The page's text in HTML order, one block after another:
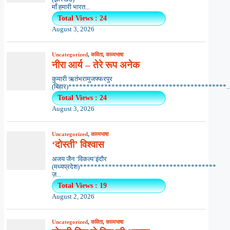
माँ हमारी भारत...
Total Views : 24
August 3, 2026
Uncategorized,कविता,काव्यभाषा
नीरा आर्य – तेरे रूप अनेक
कुमारी ऋतंभरामुजफ्फरपुर
Total Views : 24
August 3, 2026
Uncategorized,काव्यभाषा
‘दोस्ती’ विश्वास
अजय जैन ‘विकल्प’इंदौर
(मध्यप्रदेश)**************************************
ज़...
Total Views : 19
August 2, 2026
Uncategorized,कविता,काव्यभाषा